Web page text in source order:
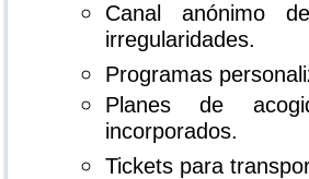
Canal anónimo
irregularidades.
Programas
Planes de
incorporados.
Tickets para